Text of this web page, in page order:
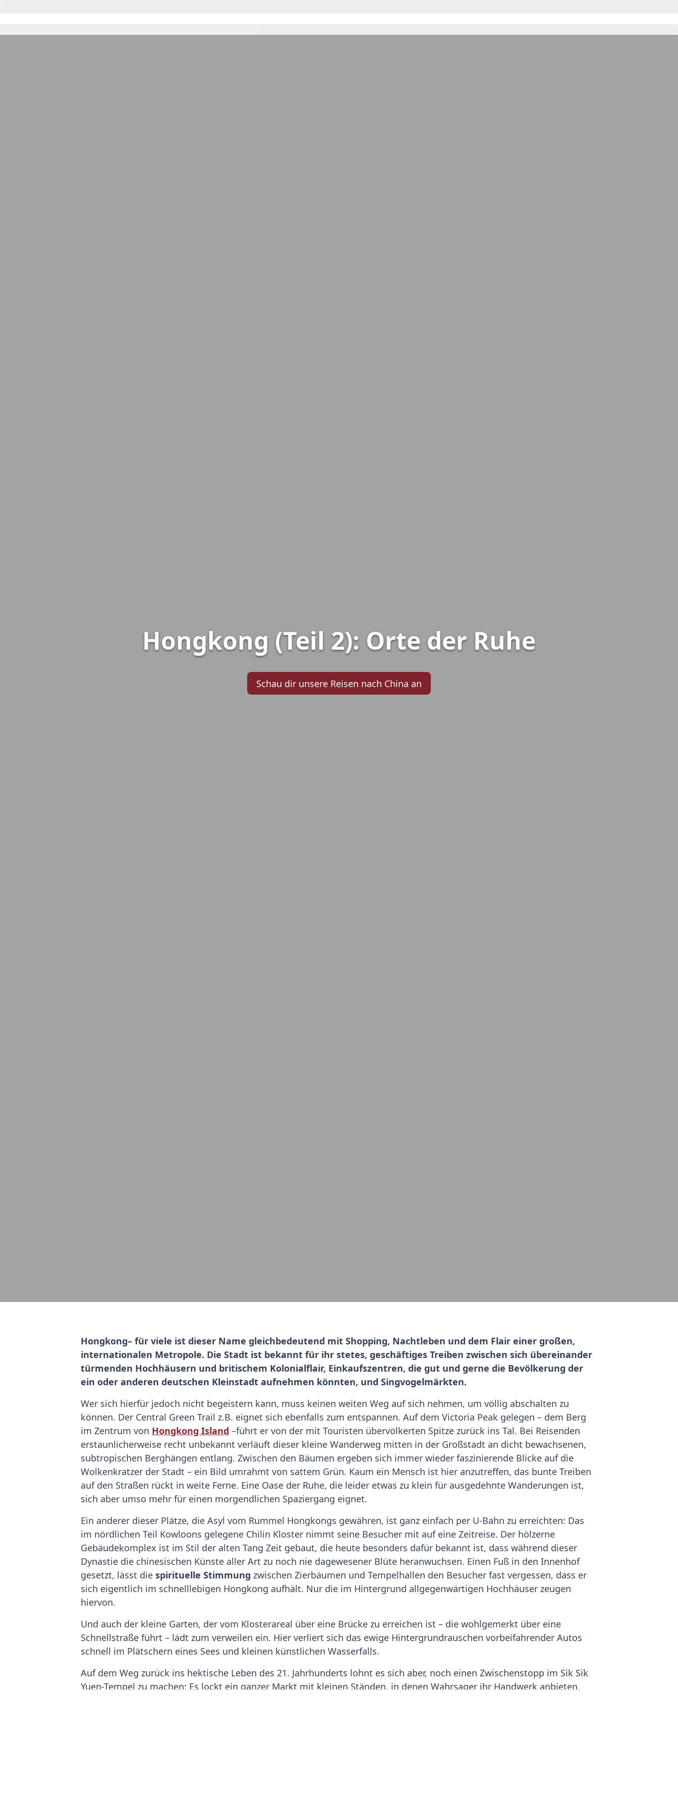
Hongkong (Teil 2): Orte der Ruhe
Schau dir unsere Reisen nach China an
Hongkong– für viele ist dieser Name gleichbedeutend mit Shopping, Nachtleben und dem Flair einer großen,
internationalen Metropole. Die Stadt ist bekannt für ihr stetes, geschäftiges Treiben zwischen sich übereinander
türmenden Hochhäusern und britischem Kolonialflair, Einkaufszentren, die gut und gerne die Bevölkerung der
ein oder anderen deutschen Kleinstadt aufnehmen könnten, und Singvogelmärkten.
Wer sich hierfür jedoch nicht begeistern kann, muss keinen weiten Weg auf sich nehmen, um völlig abschalten zu
können. Der Central Green Trail z.B. eignet sich ebenfalls zum entspannen. Auf dem Victoria Peak gelegen – dem Berg
im Zentrum von Hongkong Island –führt er von der mit Touristen übervölkerten Spitze zurück ins Tal. Bei Reisenden
erstaunlicherweise recht unbekannt verläuft dieser kleine Wanderweg mitten in der Großstadt an dicht bewachsenen,
subtropischen Berghängen entlang. Zwischen den Bäumen ergeben sich immer wieder faszinierende Blicke auf die
Wolkenkratzer der Stadt – ein Bild umrahmt von sattem Grün. Kaum ein Mensch ist hier anzutreffen, das bunte Treiben
auf den Straßen rückt in weite Ferne. Eine Oase der Ruhe, die leider etwas zu klein für ausgedehnte Wanderungen ist,
sich aber umso mehr für einen morgendlichen Spaziergang eignet.
Ein anderer dieser Plätze, die Asyl vom Rummel Hongkongs gewähren, ist ganz einfach per U-Bahn zu erreichten: Das
im nördlichen Teil Kowloons gelegene Chilin Kloster nimmt seine Besucher mit auf eine Zeitreise. Der hölzerne
Gebäudekomplex ist im Stil der alten Tang Zeit gebaut, die heute besonders dafür bekannt ist, dass während dieser
Dynastie die chinesischen Künste aller Art zu noch nie dagewesener Blüte heranwuchsen. Einen Fuß in den Innenhof
gesetzt, lässt die spirituelle Stimmung zwischen Zierbäumen und Tempelhallen den Besucher fast vergessen, dass er
sich eigentlich im schnelllebigen Hongkong aufhält. Nur die im Hintergrund allgegenwärtigen Hochhäuser zeugen
hiervon.
Und auch der kleine Garten, der vom Klosterareal über eine Brücke zu erreichen ist – die wohlgemerkt über eine
Schnellstraße führt – lädt zum verweilen ein. Hier verliert sich das ewige Hintergrundrauschen vorbeifahrender Autos
schnell im Plätschern eines Sees und kleinen künstlichen Wasserfalls.
Auf dem Weg zurück ins hektische Leben des 21. Jahrhunderts lohnt es sich aber, noch einen Zwischenstopp im Sik Sik
Yuen-Tempel zu machen: Es lockt ein ganzer Markt mit kleinen Ständen, in denen Wahrsager ihr Handwerk anbieten.